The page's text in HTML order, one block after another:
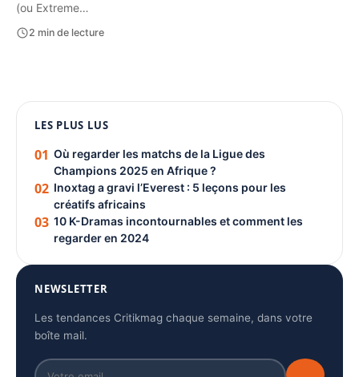
(ou Extreme…
2 min de lecture
PUBLICITÉ
LES PLUS LUS
01 Où regarder les matchs de la Ligue des
Champions 2025 en Afrique ?
02 Inoxtag a gravi l’Everest : 5 leçons pour les
créatifs africains
03 10 K-Dramas incontournables et comment les
regarder en 2024
NEWSLETTER
Les tendances Critikmag chaque semaine, dans votre
boîte mail.